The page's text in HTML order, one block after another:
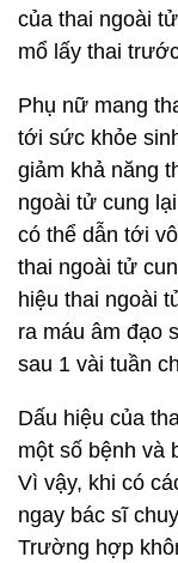
của thai ngoài
mổ lấy thai
Phụ nữ mang
tới sức khỏe
giảm khả năng
ngoài tử cung
có thể dẫn tới
thai ngoài tử
hiệu thai ngoài
ra máu âm đạo
sau 1 vài tuần
Dấu hiệu của
một số bệnh và
Vì vậy, khi có
ngay bác sĩ
Trường hợp